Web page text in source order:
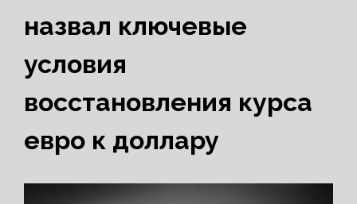
назвал ключевые
условия
восстановления курса
евро к доллару